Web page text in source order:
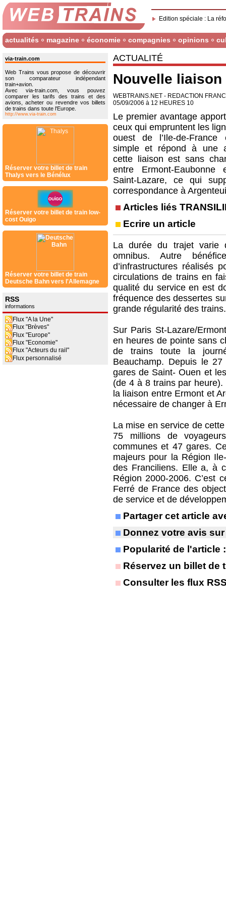
Edition spéciale : La
actualités magazine économie compagnies opinions
via-train.com
Web Trains vous propose de découvrir
son comparateur indépendant
train+avion.
Avec via-train.com, vous pouvez
comparer les tarifs des trains et des
avions, acheter ou revendre vos billets
de trains dans toute l'Europe.
http://www.via-train.com
Réserver votre billet de train
Thalys vers le Bénélux
Réserver votre billet de train low-
cost Ouigo
Réserver votre billet de train
Deutsche Bahn vers l'Allemagne
RSS
informations
Flux "A la Une"
Flux "Brèves"
Flux "Europe"
Flux "Economie"
Flux "Acteurs du rail"
Flux personnalisé
ACTUALITÉ
Nouvelle liaison
WEBTRAINS.NET - REDACTION
05/09/2006 à 12 HEURES 10
Le premier avantage
ceux qui empruntent les
ouest de l’Ile-de-France
simple et répond à une
cette liaison est sans
entre Ermont-Eaubonne
Saint-Lazare, ce qui
correspondance à
Articles liés
Ecrire un article
La durée du trajet varie
omnibus. Autre
d’infrastructures réalisés
circulations de trains en
qualité du service en est
fréquence des dessertes
grande régularité des trains.
Sur Paris St-Lazare/
en heures de pointe sans
de trains toute la
Beauchamp. Depuis le
gares de Saint- Ouen et
(de 4 à 8 trains par
la liaison entre Ermont et
nécessaire de changer à
La mise en service de
75 millions de
communes et 47 gares.
majeurs pour la Région
des Franciliens. Elle a, à
Région 2000-2006. C’est
Ferré de France des
de service et de
Partager cet article
Donnez votre avis
Popularité de l'article
Réservez un billet de
Consulter les flux